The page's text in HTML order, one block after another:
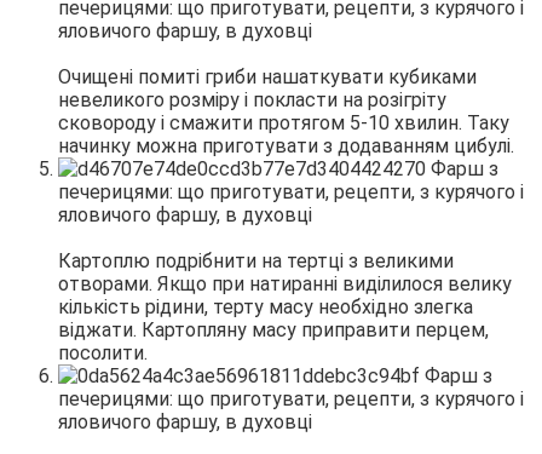
Очищені помиті гриби нашаткувати кубиками
невеликого розміру і покласти на розігріту
сковороду і смажити протягом 5-10 хвилин. Таку
начинку можна приготувати з додаванням цибулі.
Картоплю подрібнити на тертці з великими
отворами. Якщо при натиранні виділилося велику
кількість рідини, терту масу необхідно злегка
віджати. Картопляну масу приправити перцем,
посолити.